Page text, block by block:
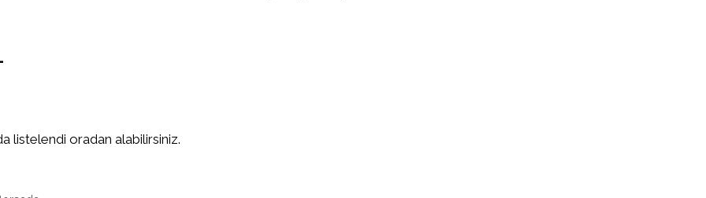
listelendi oradan alabilirsiniz.